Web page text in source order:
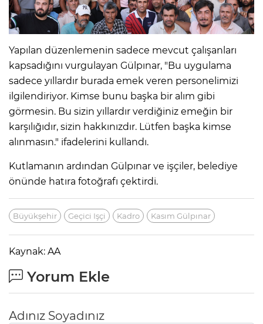
Yapılan düzenlemenin sadece mevcut çalışanları
kapsadığını vurgulayan Gülpınar, "Bu uygulama
sadece yıllardır burada emek veren personelimizi
ilgilendiriyor. Kimse bunu başka bir alım gibi
görmesin. Bu sizin yıllardır verdiğiniz emeğin bir
karşılığıdır, sizin hakkınızdır. Lütfen başka kimse
alınmasın." ifadelerini kullandı.
Kutlamanın ardından Gülpınar ve işçiler, belediye
önünde hatıra fotoğrafı çektirdi.
Büyükşehir Geçici Işçi Kadro Kasım Gülpınar
Kaynak: AA
Yorum Ekle
Adınız Soyadınız